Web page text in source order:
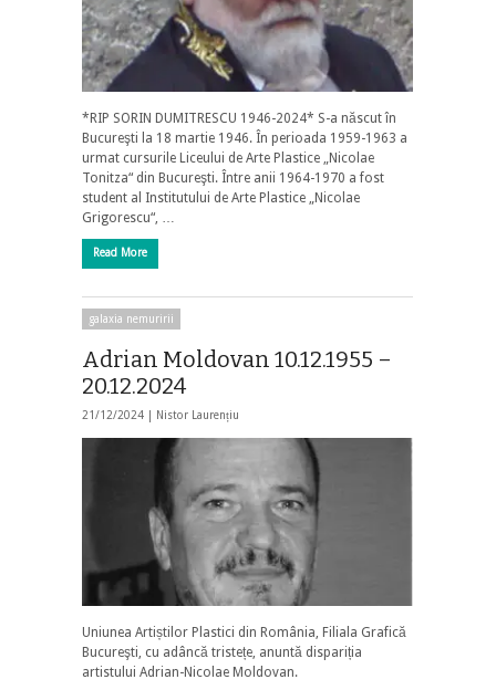
*RIP SORIN DUMITRESCU 1946-2024* S-a născut în
Bucureşti la 18 martie 1946. În perioada 1959-1963 a
urmat cursurile Liceului de Arte Plastice „Nicolae
Tonitza“ din Bucureşti. Între anii 1964-1970 a fost
student al Institutului de Arte Plastice „Nicolae
Grigorescu“, …
Read More
galaxia nemuririi
Adrian Moldovan 10.12.1955 –
20.12.2024
21/12/2024 | Nistor Laurențiu
Uniunea Artiștilor Plastici din România, Filiala Grafică
Bucureşti, cu adâncă tristețe, anuntă dispariția
artistului Adrian-Nicolae Moldovan.